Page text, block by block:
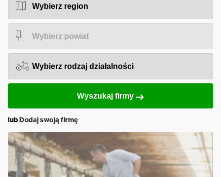
Wyszukaj firmy
lubDodaj swoją firmę